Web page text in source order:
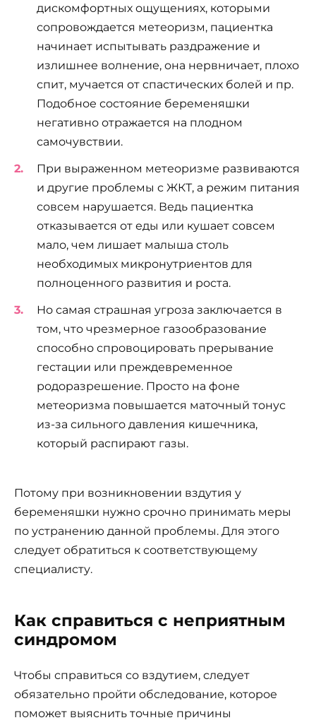
дискомфортных ощущениях, которыми
сопровождается метеоризм, пациентка
начинает испытывать раздражение и
излишнее волнение, она нервничает, плохо
спит, мучается от спастических болей и пр.
Подобное состояние беременяшки
негативно отражается на плодном
самочувствии.
При выраженном метеоризме развиваются
и другие проблемы с ЖКТ, а режим питания
совсем нарушается. Ведь пациентка
отказывается от еды или кушает совсем
мало, чем лишает малыша столь
необходимых микронутриентов для
полноценного развития и роста.
Но самая страшная угроза заключается в
том, что чрезмерное газообразование
способно спровоцировать прерывание
гестации или преждевременное
родоразрешение. Просто на фоне
метеоризма повышается маточный тонус
из-за сильного давления кишечника,
который распирают газы.
Потому при возникновении вздутия у
беременяшки нужно срочно принимать меры
по устранению данной проблемы. Для этого
следует обратиться к соответствующему
специалисту.
Как справиться с неприятным
синдромом
Чтобы справиться со вздутием, следует
обязательно пройти обследование, которое
поможет выяснить точные причины